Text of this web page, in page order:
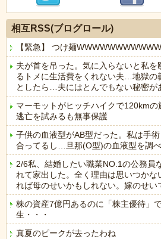
相互RSS(ブログロール)
【緊急】 つけ麺
夫が首を吊った。気に入らないと私を
るトメに生活費をくれない夫…地獄の
としたら…夫にはとんでもない秘密が
マーモットがヒッチハイクで120km
逃亡を試みるも無事保護
子供の血液型がAB型だった。私は手
合ってるし…旦那(O型)の血液型を調
2/6私、結婚したい職業NO.1の公務員
れて家出した。全く理由は思いつかな
れば母のせいかもしれない。嫁のせ
株の資産7億円あるのに「株主優待」
生・・・
真夏のピークが去ったわね